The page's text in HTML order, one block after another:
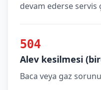
devam ederse servis
504
Alev kesilmesi
Baca veya gaz